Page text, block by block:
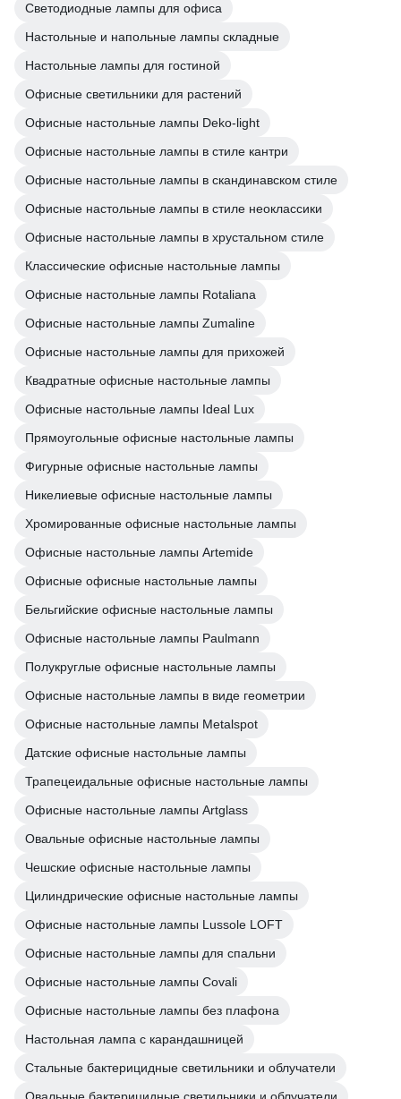
Светодиодные лампы для офиса
Настольные и напольные лампы складные
Настольные лампы для гостиной
Офисные светильники для растений
Офисные настольные лампы Deko-light
Офисные настольные лампы в стиле кантри
Офисные настольные лампы в скандинавском стиле
Офисные настольные лампы в стиле неоклассики
Офисные настольные лампы в хрустальном стиле
Классические офисные настольные лампы
Офисные настольные лампы Rotaliana
Офисные настольные лампы Zumaline
Офисные настольные лампы для прихожей
Квадратные офисные настольные лампы
Офисные настольные лампы Ideal Lux
Прямоугольные офисные настольные лампы
Фигурные офисные настольные лампы
Никелиевые офисные настольные лампы
Хромированные офисные настольные лампы
Офисные настольные лампы Artemide
Офисные офисные настольные лампы
Бельгийские офисные настольные лампы
Офисные настольные лампы Paulmann
Полукруглые офисные настольные лампы
Офисные настольные лампы в виде геометрии
Офисные настольные лампы Metalspot
Датские офисные настольные лампы
Трапецеидальные офисные настольные лампы
Офисные настольные лампы Artglass
Овальные офисные настольные лампы
Чешские офисные настольные лампы
Цилиндрические офисные настольные лампы
Офисные настольные лампы Lussole LOFT
Офисные настольные лампы для спальни
Офисные настольные лампы Covali
Офисные настольные лампы без плафона
Настольная лампа с карандашницей
Стальные бактерицидные светильники и облучатели